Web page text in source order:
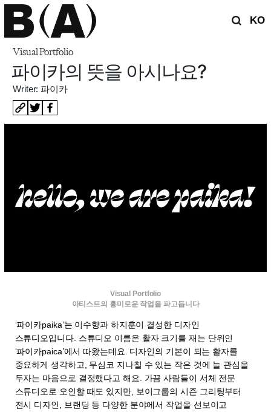
KO
Visual Portfolio
파이카의 뜻을 아시나요?
Writer: 파이카
Visual Portfolio
아티스트의 흥미로운 작업을 파고듭니다
‘파이카paika’는 이수향과 하지훈이 결성한 디자인
스튜디오입니다. 스튜디오 이름은 활자 크기를 재는 단위인
‘파이카paica’에서 따왔는데요. 디자인의 기본이 되는 활자를
중요하게 생각하고, 무심코 지나칠 수 있는 작은 것에 늘 관심을
두자는 마음으로 결정했다고 해요. 가끔 사람들이 서체 전문
스튜디오로 오인할 때도 있지만, 보이그룹의 시즌 그리팅부터
전시 디자인, 브랜딩 등 다양한 분야에서 작업을 선보이고